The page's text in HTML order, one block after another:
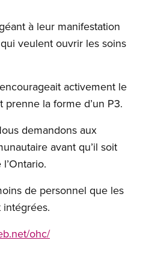
à leur manifestation
veulent ouvrir les soins
activement le
la forme d’un P3.
demandons aux
avant qu’il soit
de personnel que les
ohc/